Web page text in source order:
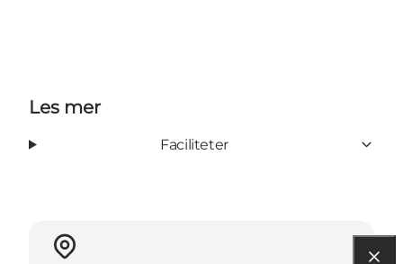
Les mer
Faciliteter